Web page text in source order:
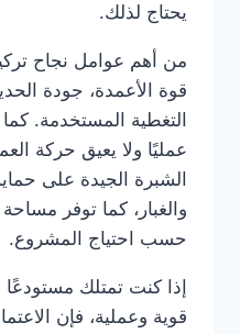
يحتاج لذلك.
من أهم عوامل نجاح
قوة الأعمدة، جودة
التغطية المستخدمة.
عمليًا ولا يعيق حركة
الشبرة الجيدة على
والغبار، كما توفر
حسب احتياج المشروع.
إذا كنت تمتلك مستودعًا
قوية وعملية، فإن